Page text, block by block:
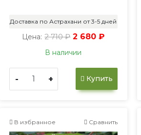
Доставка по Астрахани от 3-5 дней
Цена: 2 710 ₽ 2 680 ₽
В наличии
- + Купить
В избранное Сравнить